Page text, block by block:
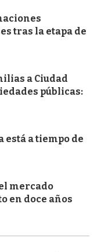
tras la etapa de
a Ciudad
públicas:
está a tiempo de
mercado
en doce años